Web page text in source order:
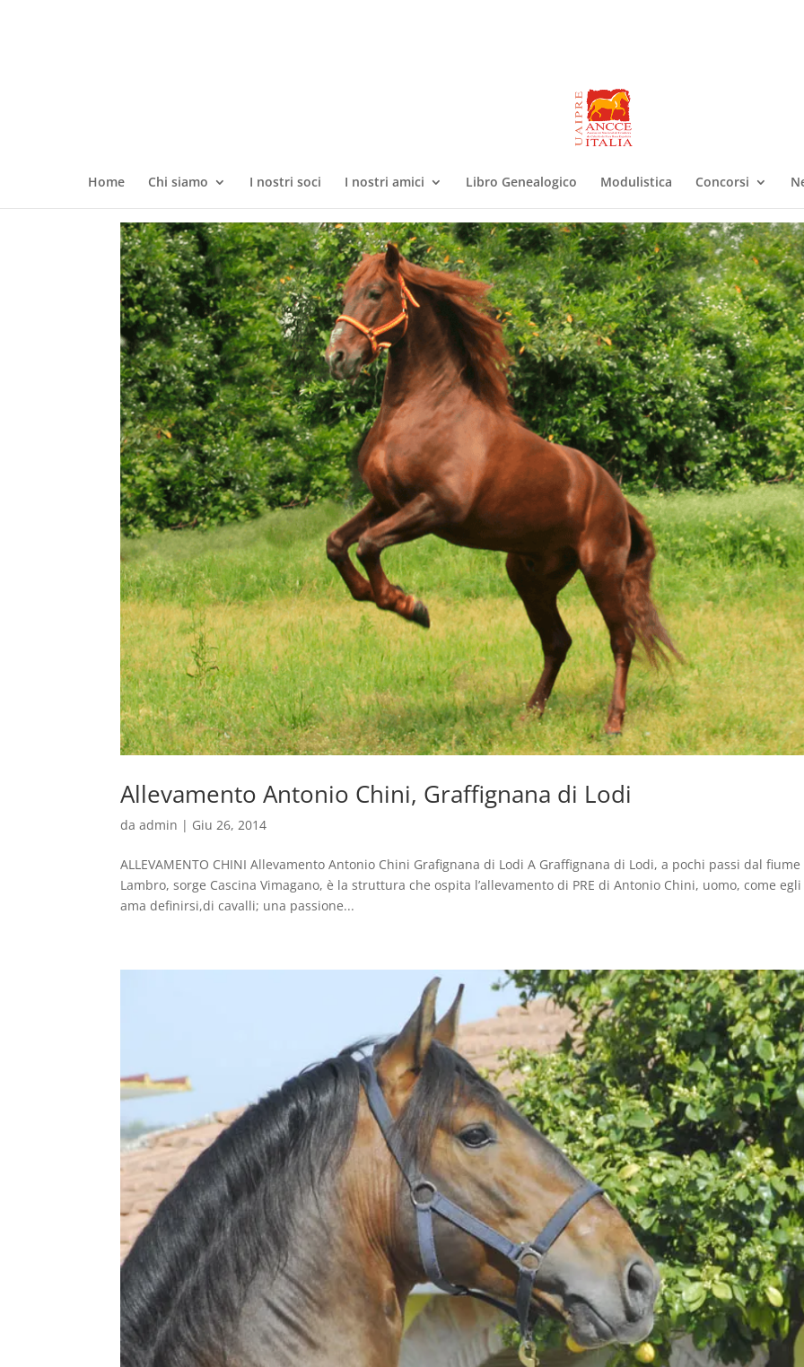
Home Chi siamo I nostri soci I nostri amici Libro Genealogico Modulistica Concorsi
Allevamento Antonio Chini, Graffignana di Lodi
daadmin | Giu 26, 2014
ALLEVAMENTO CHINI Allevamento Antonio Chini Grafignana di Lodi A Graffignana di Lodi, a pochi passi dal fiume
Lambro, sorge Cascina Vimagano, è la struttura che ospita l’allevamento di PRE di Antonio Chini, uomo, come egli
ama definirsi,di cavalli; una passione...